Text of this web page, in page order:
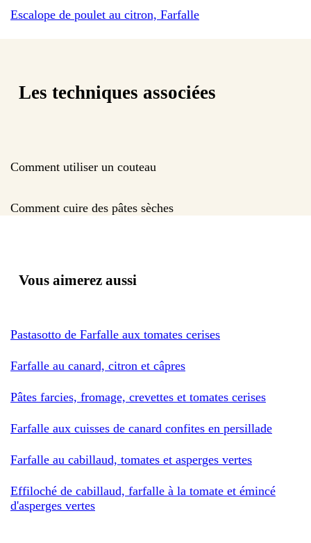
Escalope de poulet au citron, Farfalle
Les techniques associées
Comment utiliser un couteau
Comment cuire des pâtes sèches
Vous aimerez aussi
Pastasotto de Farfalle aux tomates cerises
Farfalle au canard, citron et câpres
Pâtes farcies, fromage, crevettes et tomates cerises
Farfalle aux cuisses de canard confites en persillade
Farfalle au cabillaud, tomates et asperges vertes
Effiloché de cabillaud, farfalle à la tomate et émincé
d'asperges vertes